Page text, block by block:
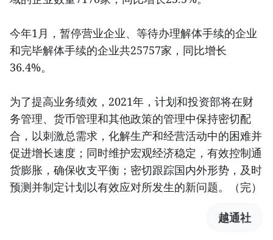
今年1月，暂停营业企业、等待办理解体手续的企业
和完毕解体手续的企业共25757家，同比增长
36.4%。
为了提高业务绩效，2021年，计划和投资部将在财
务管理、货币管理和其他政策的管理中保持密切配
合，以刺激总需求，化解生产和经营活动中的困难并
促进增长速度；同时维护宏观经济稳定，有效控制通
货膨胀，确保收支平衡；密切跟踪国内外形势，及时
预测并制定计划以有效应对所发生的新问题。（完）
越通社